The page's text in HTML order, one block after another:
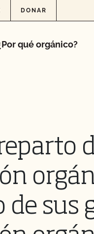
DONAR
qué orgánico?
de sus